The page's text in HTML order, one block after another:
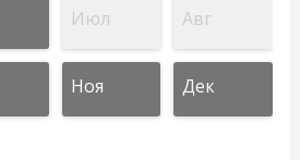
Июл Авг
Ноя Дек